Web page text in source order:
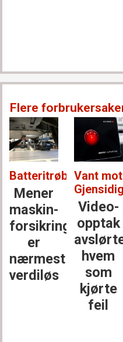
Flere
Batteritrøbbel:
Mener
maskin­
forsikringen
er
nærmest
verdiløs
Vant mot
Video-
opptak
hvem
som
kjørte
feil